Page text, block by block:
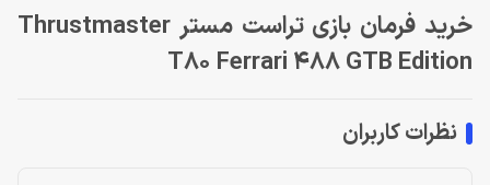
خرید فرمان بازی تراست مستر Thrustmaster
T80 Ferrari 488 GTB Edition
نظرات کاربران